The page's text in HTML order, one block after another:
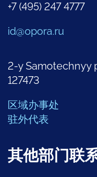
+7 (495) 247 4777
id@opora.ru
2-y Samotechnyy
127473
区域办事处
驻外代表
其他部门联